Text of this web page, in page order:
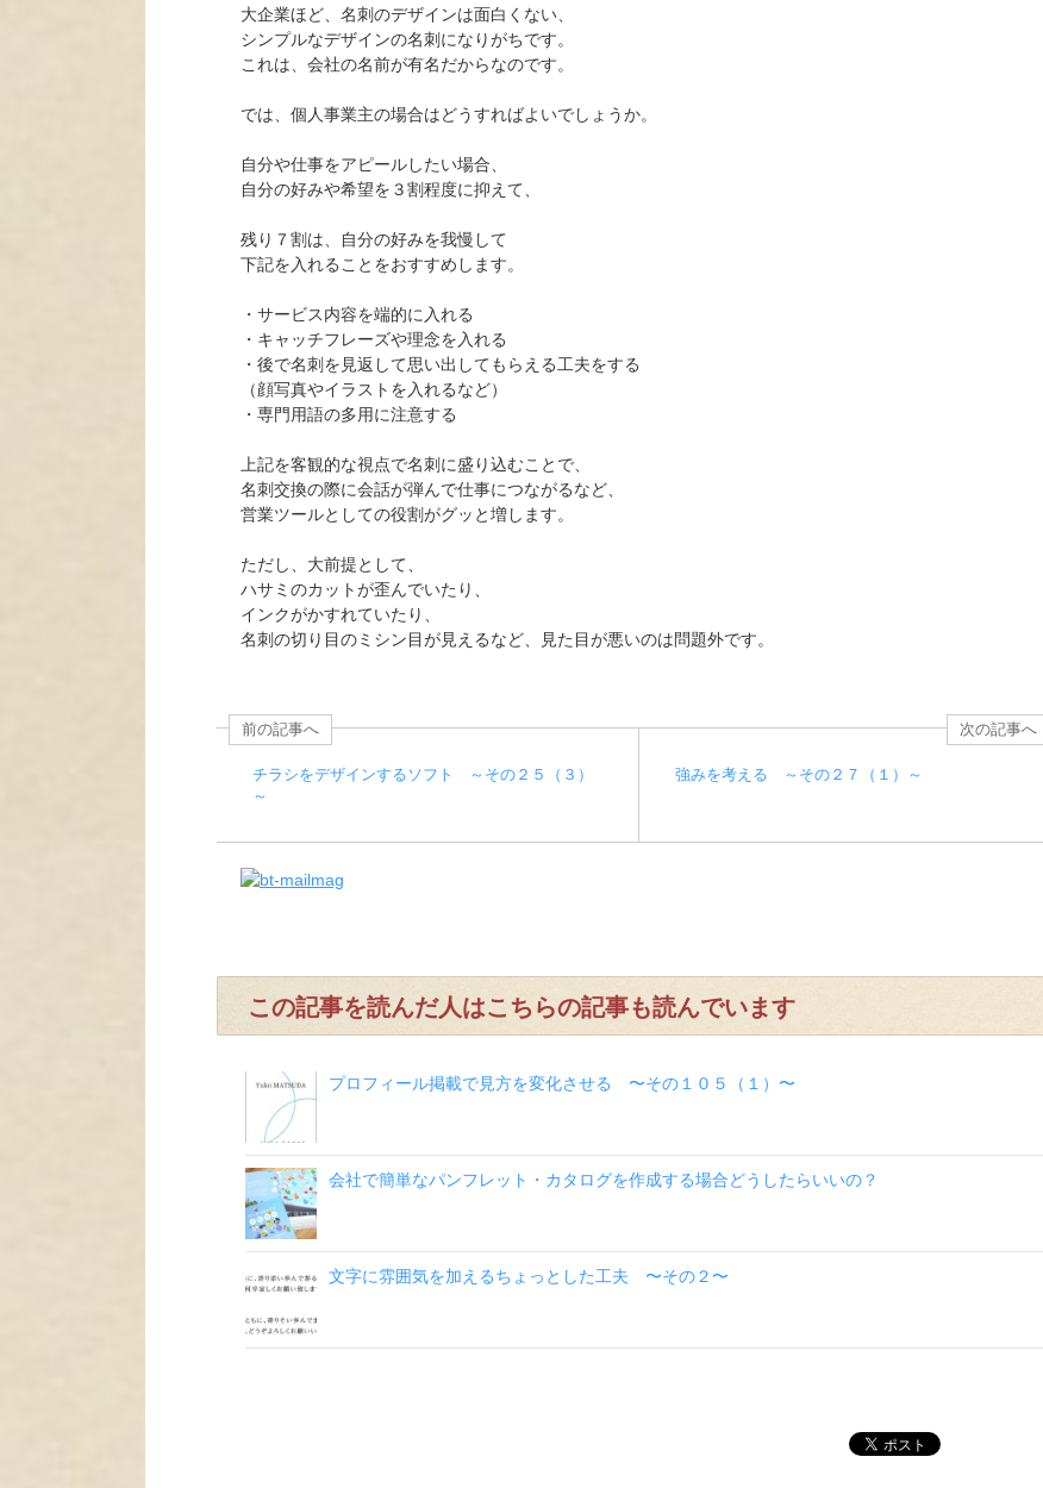
大企業ほど、名刺のデザインは面白くない、
シンプルなデザインの名刺になりがちです。
これは、会社の名前が有名だからなのです。
では、個人事業主の場合はどうすればよいでしょうか。
自分や仕事をアピールしたい場合、
自分の好みや希望を３割程度に抑えて、
残り７割は、自分の好みを我慢して
下記を入れることをおすすめします。
・サービス内容を端的に入れる
・キャッチフレーズや理念を入れる
・後で名刺を見返して思い出してもらえる工夫をする
（顔写真やイラストを入れるなど）
・専門用語の多用に注意する
上記を客観的な視点で名刺に盛り込むことで、
名刺交換の際に会話が弾んで仕事につながるなど、
営業ツールとしての役割がグッと増します。
ただし、大前提として、
ハサミのカットが歪んでいたり、
インクがかすれていたり、
名刺の切り目のミシン目が見えるなど、見た目が悪いのは問題外です。
前の記事へ
チラシをデザインするソフト ～その２５（３）
～
次の記事へ
強みを考える ～その２７（１）～
この記事を読んだ人はこちらの記事も読んでいます
プロフィール掲載で見方を変化させる 〜その１０５（１）〜
会社で簡単なパンフレット・カタログを作成する場合どうしたらいいの？
文字に雰囲気を加えるちょっとした工夫 〜その２〜